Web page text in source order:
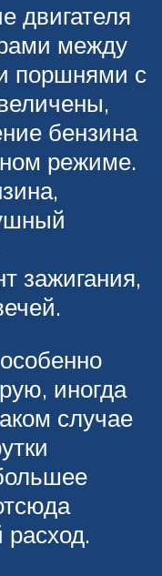
двигателя
между
поршнями с
бензина
режиме.
зажигания,
иногда
случае